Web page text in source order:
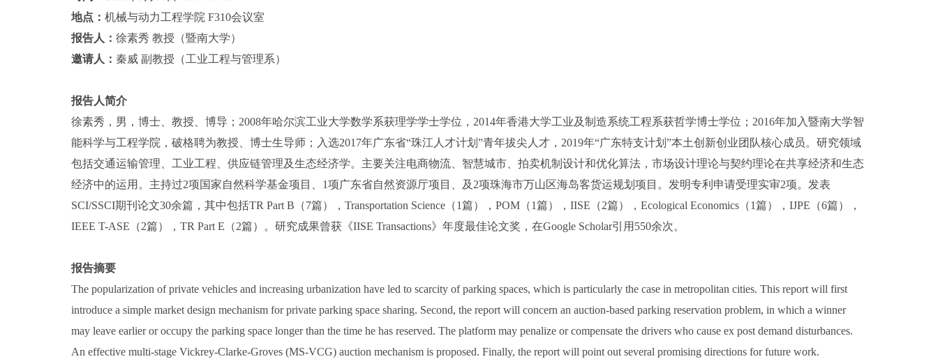
地点： 机械与动力工程学院 F310会议室
报告人： 徐素秀 教授（暨南大学）
邀请人： 秦威 副教授（工业工程与管理系）
报告人简介
徐素秀，男，博士、教授、博导；2008年哈尔滨工业大学数学系获理学学士学位，2014年香港大学工业及制造系统工程系获哲学博士学位；2016年加入暨南大学智
能科学与工程学院，破格聘为教授、博士生导师；入选2017年广东省“珠江人才计划”青年拔尖人才，2019年“广东特支计划”本土创新创业团队核心成员。研究领域
包括交通运输管理、工业工程、供应链管理及生态经济学。主要关注电商物流、智慧城市、拍卖机制设计和优化算法，市场设计理论与契约理论在共享经济和生态
经济中的运用。主持过2项国家自然科学基金项目、1项广东省自然资源厅项目、及2项珠海市万山区海岛客货运规划项目。发明专利申请受理实审2项。发表
SCI/SSCI期刊论文30余篇，其中包括TR Part B（7篇），Transportation Science（1篇），POM（1篇），IISE（2篇），Ecological Economics（1篇），IJPE（6篇），
IEEE T-ASE（2篇），TR Part E（2篇）。研究成果曾获《IISE Transactions》年度最佳论文奖，在Google Scholar引用550余次。
报告摘要
The popularization of private vehicles and increasing urbanization have led to scarcity of parking spaces, which is particularly the case in metropolitan cities. This report will first
introduce a simple market design mechanism for private parking space sharing. Second, the report will concern an auction-based parking reservation problem, in which a winner
may leave earlier or occupy the parking space longer than the time he has reserved. The platform may penalize or compensate the drivers who cause ex post demand disturbances.
An effective multi-stage Vickrey-Clarke-Groves (MS-VCG) auction mechanism is proposed. Finally, the report will point out several promising directions for future work.